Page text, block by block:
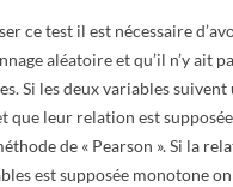
ce test il est nécessaire
aléatoire et qu’il n’y ait
Si les deux variables suivent
que leur relation est
de « Pearson ». Si la
est supposée monotone